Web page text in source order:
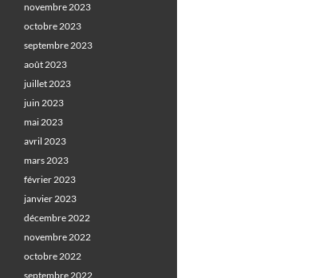
novembre 2023
octobre 2023
septembre 2023
août 2023
juillet 2023
juin 2023
mai 2023
avril 2023
mars 2023
février 2023
janvier 2023
décembre 2022
novembre 2022
octobre 2022
septembre 2022